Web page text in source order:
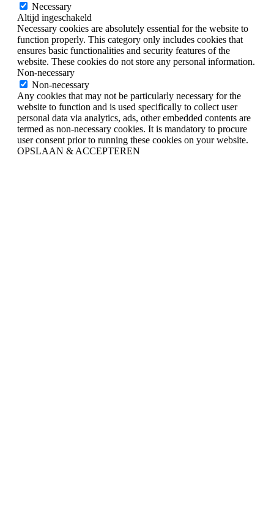
Necessary
Altijd ingeschakeld
Necessary cookies are absolutely essential for the website to
function properly. This category only includes cookies that
ensures basic functionalities and security features of the
website. These cookies do not store any personal information.
Non-necessary
Non-necessary
Any cookies that may not be particularly necessary for the
website to function and is used specifically to collect user
personal data via analytics, ads, other embedded contents are
termed as non-necessary cookies. It is mandatory to procure
user consent prior to running these cookies on your website.
OPSLAAN & ACCEPTEREN